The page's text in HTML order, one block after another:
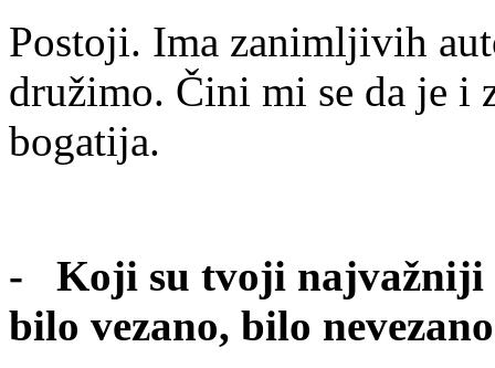
Postoji. Ima zanimljivih
družimo. Čini mi se da je i
bogatija.
- Koji su tvoji najvažniji
bilo vezano, bilo